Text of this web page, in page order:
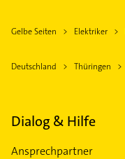
Gelbe Seiten Elektriker
Deutschland Thüringen
Dialog & Hilfe
Ansprechpartner